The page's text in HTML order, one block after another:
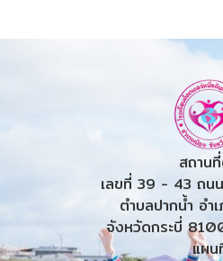
สถาน
เลขที่ 39 - 43 ถน
ตำบลปากน้ำ อำ
จังหวัดกระบี่
แผน